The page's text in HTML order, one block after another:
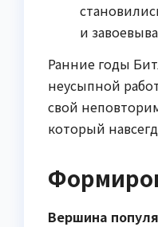
и
Ранние годы
неусыпной
свой
который
Вершина